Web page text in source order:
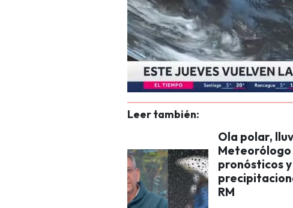
Leer también:
Ola polar,
Meteorólogo
pronósticos
RM